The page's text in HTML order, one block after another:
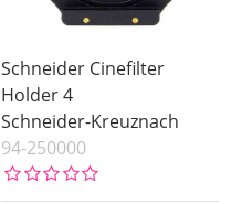
Schneider Cinefilter
Holder 4
Schneider-Kreuznach
94-250000